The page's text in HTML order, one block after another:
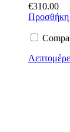
€310.00
Προσθήκη